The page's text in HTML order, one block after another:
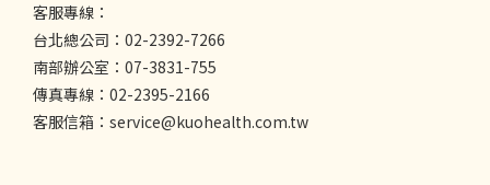
客服專線：
台北總公司：02-2392-7266
南部辦公室：07-3831-755
傳真專線：02-2395-2166
客服信箱：service@kuohealth.com.tw